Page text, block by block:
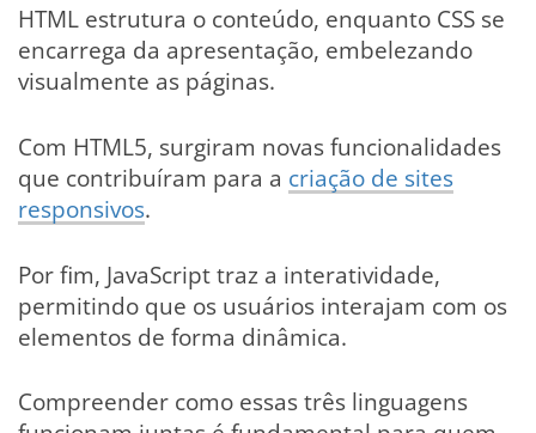
HTML estrutura o conteúdo, enquanto CSS se
encarrega da apresentação, embelezando
visualmente as páginas.
Com HTML5, surgiram novas funcionalidades
que contribuíram para a criação de sites
responsivos.
Por fim, JavaScript traz a interatividade,
permitindo que os usuários interajam com os
elementos de forma dinâmica.
Compreender como essas três linguagens